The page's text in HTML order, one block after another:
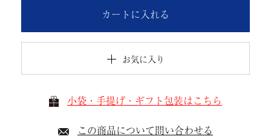
お気に入り
カートに入れる
小袋・手提げ・ギフト包装はこちら
この商品について問い合わせる